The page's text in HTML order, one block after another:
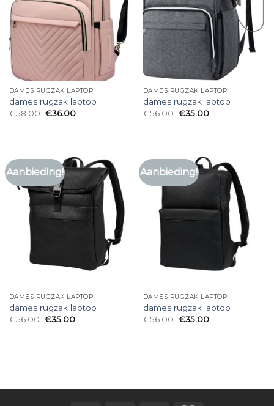
DAMES RUGZAK LAPTOP
dames rugzak laptop
€58.00 €36.00
DAMES RUGZAK LAPTOP
dames rugzak laptop
€56.00 €35.00
Aanbieding!
DAMES RUGZAK LAPTOP
dames rugzak laptop
€56.00 €35.00
Aanbieding!
DAMES RUGZAK LAPTOP
dames rugzak laptop
€56.00 €35.00